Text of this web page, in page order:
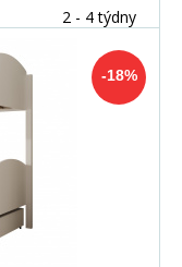
2 - 4 týdny
-18%